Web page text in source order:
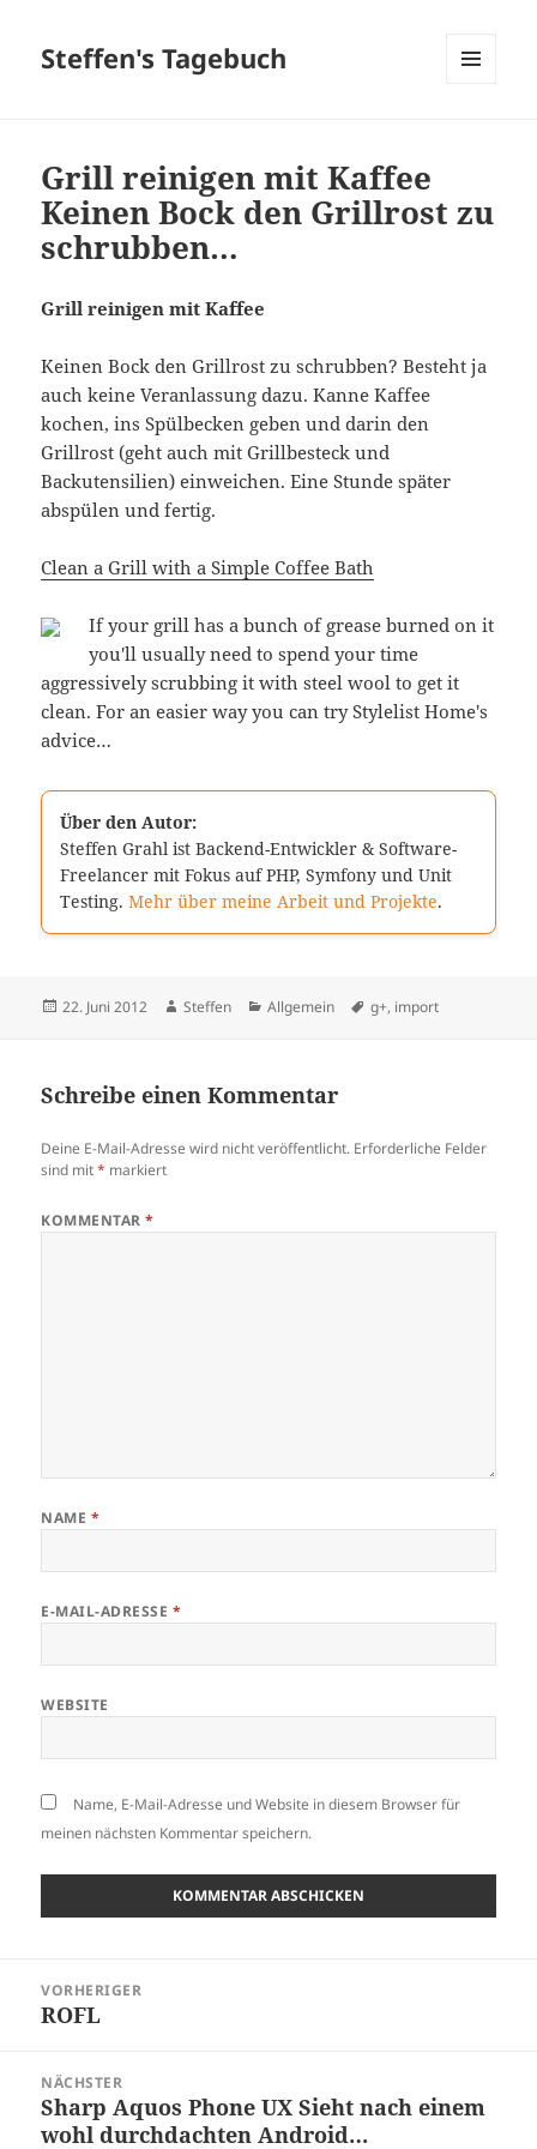
Steffen's Tagebuch
Grill reinigen mit Kaffee
Keinen Bock den Grillrost zu
schrubben…
Grill reinigen mit Kaffee
Keinen Bock den Grillrost zu schrubben? Besteht ja
auch keine Veranlassung dazu. Kanne Kaffee
kochen, ins Spülbecken geben und darin den
Grillrost (geht auch mit Grillbesteck und
Backutensilien) einweichen. Eine Stunde später
abspülen und fertig.
Clean a Grill with a Simple Coffee Bath
If your grill has a bunch of grease burned on it
you'll usually need to spend your time
aggressively scrubbing it with steel wool to get it
clean. For an easier way you can try Stylelist Home's
advice…
Über den Autor:
Steffen Grahl ist Backend-Entwickler & Software-
Freelancer mit Fokus auf PHP, Symfony und Unit
Testing.Mehr über meine Arbeit und Projekte.
Veröffentlicht
22. Juni 2012 Autor
Steffen Kategorien
Allgemein Schlagwörter
g+, import
Schreibe einen Kommentar
Deine E-Mail-Adresse wird nicht veröffentlicht. Erforderliche Felder
sind mit* markiert
KOMMENTAR*
NAME *
E-MAIL-ADRESSE *
WEBSITE
Name, E-Mail-Adresse und Website in diesem Browser für
meinen nächsten Kommentar speichern.
VORHERIGER
Vorheriger
ROFL
NÄCHSTER
Nächster
Beitrag:
Sharp Aquos Phone UX Sieht nach einem
wohl durchdachten Android…